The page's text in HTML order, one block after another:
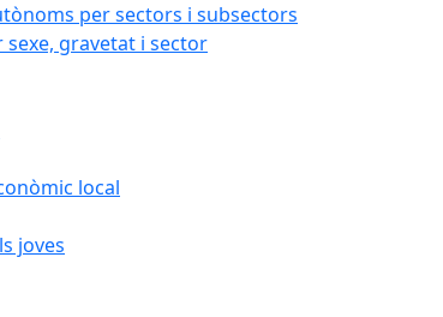
per sectors i subsectors
gravetat i sector
local
joves